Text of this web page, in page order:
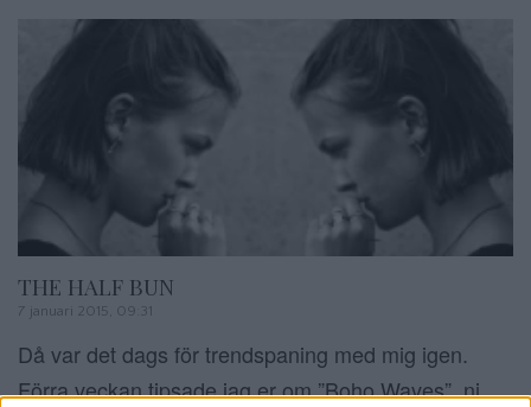
THE HALF BUN
7 januari 2015, 09:31
Då var det dags för trendspaning med mig igen.
Förra veckan tipsade jag er om ”Boho Waves”, ni